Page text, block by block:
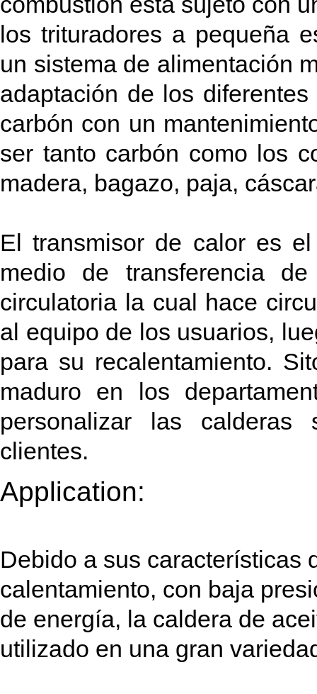
los trituradores a pequeña
un sistema de alimentación
adaptación de los
carbón con un
ser tanto carbón como los
madera, bagazo, paja,
El transmisor de calor es
medio de transferencia
circulatoria la cual hace
al equipo de los usuarios,
para su recalentamiento.
maduro en los
personalizar las
clientes.
Application:
Debido a sus características
calentamiento, con baja
de energía, la caldera de
utilizado en una gran